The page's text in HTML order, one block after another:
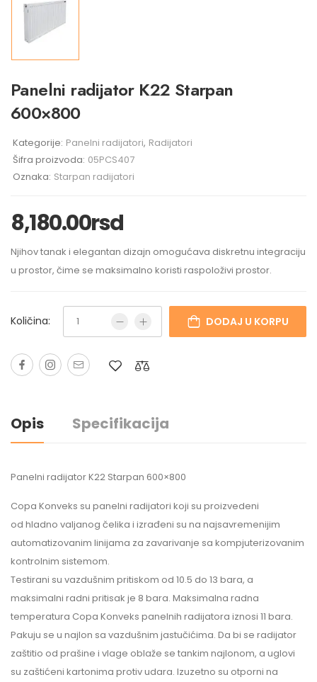
Panelni radijator K22 Starpan
600×800
Kategorije: Panelni radijatori, Radijatori
Šifra proizvoda: 05PCS407
Oznaka: Starpan radijatori
8,180.00rsd
Njihov tanak i elegantan dizajn omogućava diskretnu integraciju
u prostor, čime se maksimalno koristi raspoloživi prostor.
Količina: DODAJ U KORPU
Opis Specifikacija
Panelni radijator K22 Starpan 600×800
Copa Konveks su panelni radijatori koji su proizvedeni
od hladno valjanog čelika i izrađeni su na najsavremenijim
automatizovanim linijama za zavarivanje sa kompjuterizovanim
kontrolnim sistemom.
Testirani su vazdušnim pritiskom od 10.5 do 13 bara, a
maksimalni radni pritisak je 8 bara. Maksimalna radna
temperatura Copa Konveks panelnih radijatora iznosi 11 bara.
Pakuju se u najlon sa vazdušnim jastučićima. Da bi se radijator
zaštitio od prašine i vlage oblaže se tankim najlonom, a uglovi
su zaštićeni kartonima protiv udara. Izuzetno su otporni na